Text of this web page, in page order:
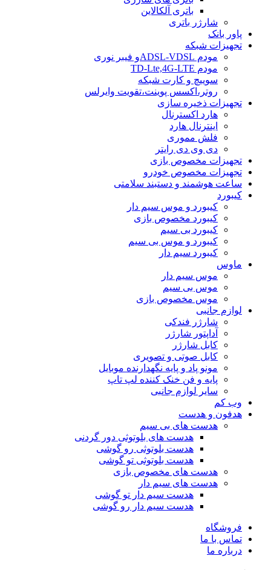
باتری آلکالاین
شارژر باتری
پاور بانک
تجهیزات شبکه
مودم ADSL-VDSLو فیبر نوری
مودم TD-Lte,4G-LTE
سوییچ و کارت شبکه
روتر،اکسس پوینت،تقویت وایرلس
تجهیزات ذخیره سازی
هارد اکسترنال
اینترنال هارد
فلش مموری
دی وی دی رایتر
تجهیزات مخصوص بازی
تجهیزات مخصوص خودرو
ساعت هوشمند و دستبند سلامتی
کیبورد
کیبورد و موس سیم دار
کیبورد مخصوص بازی
کیبورد بی سیم
کیبورد و موس بی سیم
کیبورد سیم دار
ماوس
موس سیم دار
موس بی سیم
موس مخصوص بازی
لوازم جانبی
شارژر فندکی
آداپتور شارژر
کابل شارژر
کابل صوتی و تصویری
مونو پاد و پایه نگهدارنده موبایل
پایه و فن خنک کننده لپ تاپ
سایر لوازم جانبی
وب کم
هدفون و هدست
هدست های بی سیم
هدست های بلوتوثی دور گردنی
هدست بلوتوثی رو گوشی
هدست بلوتوثی تو گوشی
هدست های مخصوص بازی
هدست های سیم دار
هدست سیم دار تو گوشی
هدست سیم دار رو گوشی
فروشگاه
تماس با ما
درباره ما